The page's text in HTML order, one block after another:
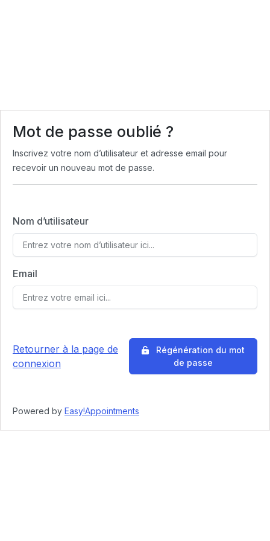
Mot de passe oublié ?
Inscrivez votre nom d’utilisateur et adresse email pour
recevoir un nouveau mot de passe.
Nom d’utilisateur
Email
Retourner à la page de
connexion
de passe
Powered by Easy!Appointments